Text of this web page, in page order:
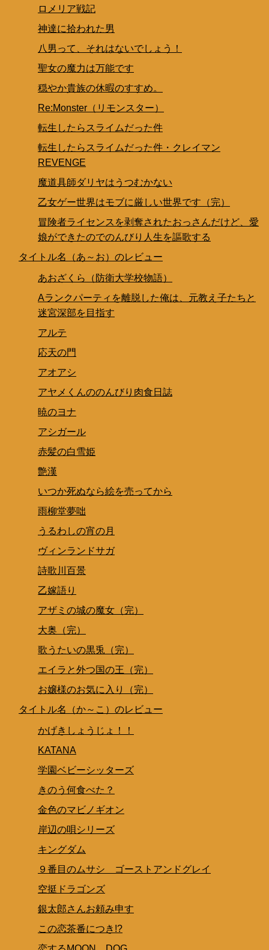
ロメリア戦記
神達に拾われた男
八男って、それはないでしょう！
聖女の魔力は万能です
穏やか貴族の休暇のすすめ。
Re:Monster（リモンスター）
転生したらスライムだった件
転生したらスライムだった件・クレイマン
REVENGE
魔道具師ダリヤはうつむかない
乙女ゲー世界はモブに厳しい世界です（完）
冒険者ライセンスを剥奪されたおっさんだけど、愛
娘ができたのでのんびり人生を謳歌する
タイトル名（あ～お）のレビュー
あおざくら（防衛大学校物語）
Aランクパーティを離脱した俺は、元教え子たちと
迷宮深部を目指す
アルテ
応天の門
アオアシ
アヤメくんののんびり肉食日誌
暁のヨナ
アシガール
赤髪の白雪姫
艶漢
いつか死ぬなら絵を売ってから
雨柳堂夢咄
うるわしの宵の月
ヴィンランドサガ
詩歌川百景
乙嫁語り
アザミの城の魔女（完）
大奥（完）
歌うたいの黒兎（完）
エイラと外つ国の王（完）
お嬢様のお気に入り（完）
タイトル名（か～こ）のレビュー
かげきしょうじょ！！
KATANA
学園ベビーシッターズ
きのう何食べた？
金色のマビノギオン
岸辺の唄シリーズ
キングダム
９番目のムサシ ゴーストアンドグレイ
空挺ドラゴンズ
銀太郎さんお頼み申す
この恋茶番につき!?